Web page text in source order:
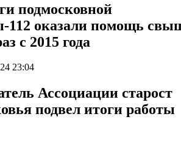
подмосковной
112 оказали помощь
с 2015 года
23:04
Ассоциации старост
подвел итоги работы